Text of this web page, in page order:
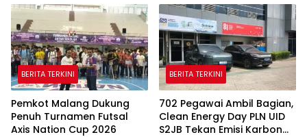
Corporate Award
Bendera Merah Putih
BERITA TERKINI
Pemkot Malang Dukung
Penuh Turnamen Futsal
Axis Nation Cup 2026
BERITA TERKINI
702 Pegawai Ambil Bagian,
Clean Energy Day PLN UID
S2JB Tekan Emisi Karbon